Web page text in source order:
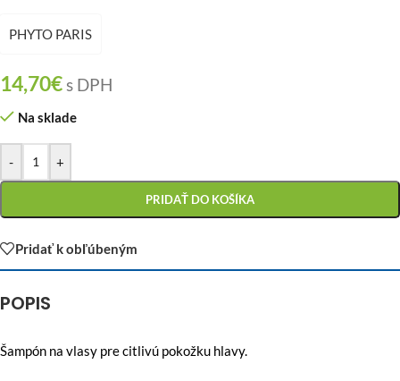
PHYTO PARIS
14,70€s DPH
Na sklade
- +
PRIDAŤ DO KOŠÍKA
Pridať k obľúbeným
POPIS
Šampón na vlasy pre citlivú pokožku hlavy.